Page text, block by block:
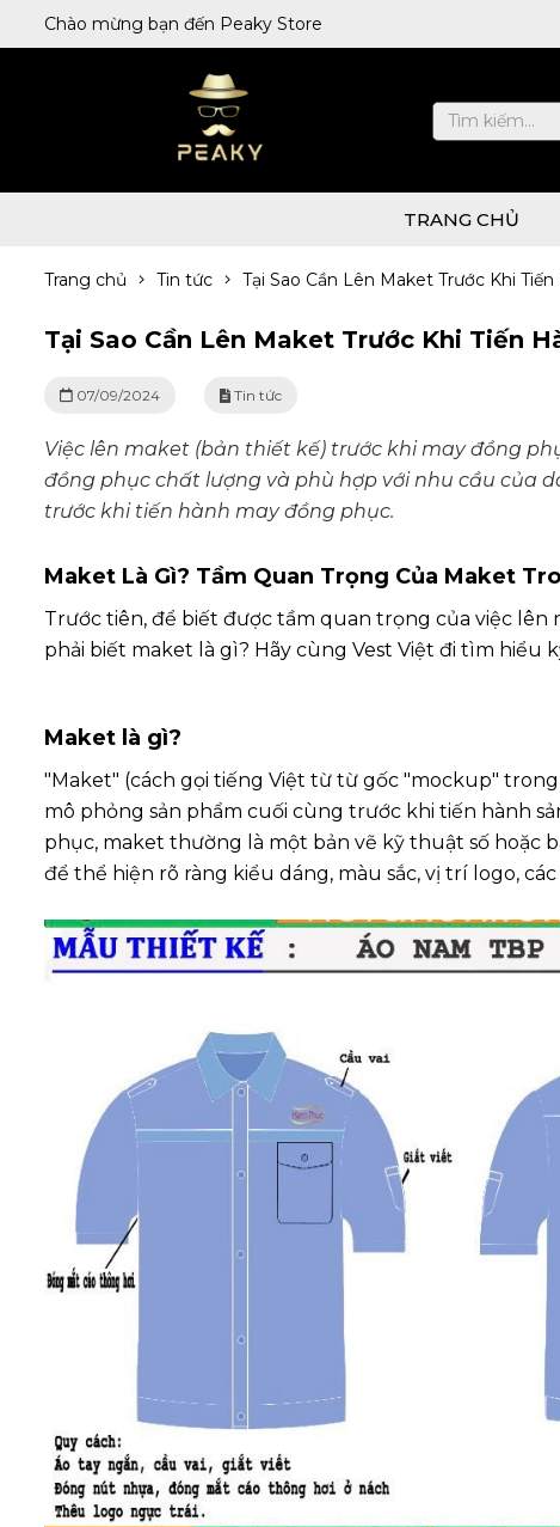
Chào mừng bạn đến Peaky Store
TRANG CHỦ
Trang chủ Tin tức Tại Sao Cần Lên Maket Trước Khi
Tại Sao Cần Lên Maket Trước Khi Tiến
07/09/2024 Tin tức
Việc lên maket (bản thiết kế) trước khi may đồng
đồng phục chất lượng và phù hợp với nhu cầu của
trước khi tiến hành may đồng phục.
Maket Là Gì? Tầm Quan Trọng Của Maket
Trước tiên, để biết được tầm quan trọng của việc
phải biết maket là gì? Hãy cùng Vest Việt đi tìm hiểu
Maket là gì?
"Maket" (cách gọi tiếng Việt từ từ gốc "mockup"
mô phỏng sản phẩm cuối cùng trước khi tiến hành
phục, maket thường là một bản vẽ kỹ thuật số hoặc
để thể hiện rõ ràng kiểu dáng, màu sắc, vị trí logo,